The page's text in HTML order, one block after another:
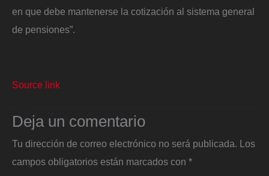
en que debe mantenerse la cotización al sistema general
de pensiones”.
Source link
Deja un comentario
Tu dirección de correo electrónico no será publicada. Los
campos obligatorios están marcados con *